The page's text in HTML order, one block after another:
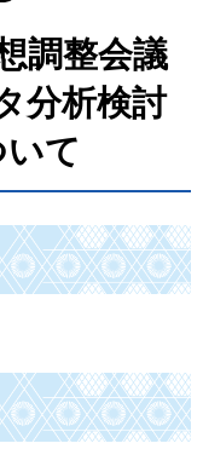
調整会議
分析検討
て